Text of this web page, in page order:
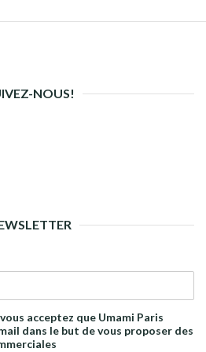
NOUS!
acceptez que Umami Paris
dans le but de vous proposer des